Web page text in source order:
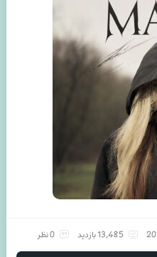
13,485 بازدید 0 نظر